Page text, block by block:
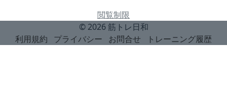
閲覧制限
© 2026 筋トレ日和
利用規約
プライバシー お問合せ トレーニング履歴